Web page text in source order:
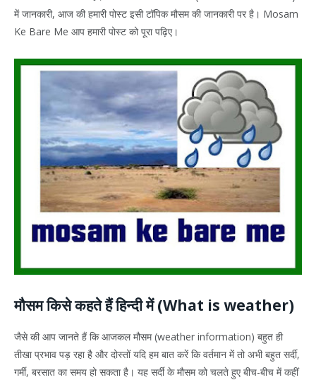
में जानकारी, आज की हमारी पोस्ट इसी टॉपिक मौसम की जानकारी पर है। Mosam
Ke Bare Me आप हमारी पोस्ट को पूरा पढ़िए।
मौसम किसे कहते हैं हिन्दी में (What is weather)
जैसे की आप जानते हैं कि आजकल मौसम (weather information) बहुत ही
तीखा प्रभाव पड़ रहा है और दोस्तों यदि हम बात करें कि वर्तमान में तो अभी बहुत सर्दी,
गर्मीं, बरसात का समय हो सकता है। यह सर्दी के मौसम को चलते हुए बीच-बीच में कहीं